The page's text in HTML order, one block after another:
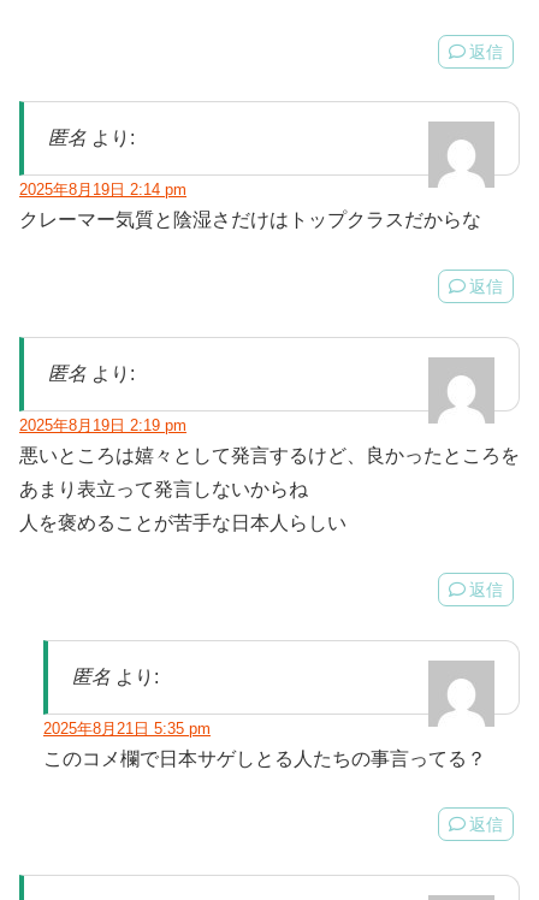
返信
匿名 より:
2025年8月19日 2:14 pm
クレーマー気質と陰湿さだけはトップクラスだからな
返信
匿名 より:
2025年8月19日 2:19 pm
悪いところは嬉々として発言するけど、良かったところを
あまり表立って発言しないからね
人を褒めることが苦手な日本人らしい
返信
匿名 より:
2025年8月21日 5:35 pm
このコメ欄で日本サゲしとる人たちの事言ってる？
返信